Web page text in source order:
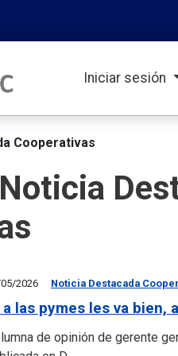
Iniciar sesión
Cooperativas
2026 Noticia Destacada
a las pymes les va bien,
de opinión de gerente